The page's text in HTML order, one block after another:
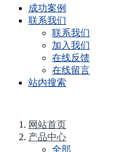
成功案例
联系我们
联系我们
加入我们
在线反馈
在线留言
站内搜索
网站首页
产品中心
全部